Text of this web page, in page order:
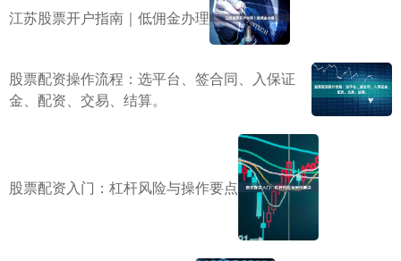
江苏股票开户指南｜低佣金办理
股票配资操作流程：选平台、签合同、入保证
金、配资、交易、结算。
股票配资入门：杠杆风险与操作要点